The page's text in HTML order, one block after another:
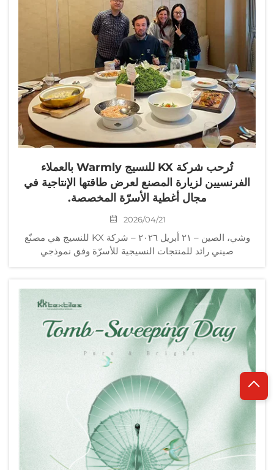
تُرحب شركة KX للنسيج Warmly بالعملاء
الفرنسيين لزيارة المصنع لعرض طاقتها الإنتاجية في
مجال أغطية الأسرّة المخصصة.
2026/04/21
وشي، الصين – ٢١ أبريل ٢٠٢٦ – شركة KX للنسيج هي مصنّع
صيني رائد للمنتجات النسيجية للأسرّة وفق نموذجي
الفرنسية...